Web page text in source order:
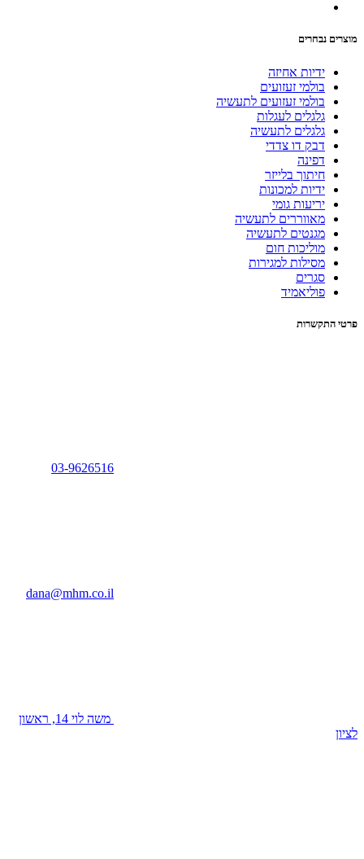
מוצרים נבחרים
ידיות אחיזה
בולמי זעזועים
בולמי זעזועים לתעשיה
גלגלים לעגלות
גלגלים לתעשיה
דבק דו צדדי
דפינה
חיתוך בלייזר
ידיות למכונות
יריעות גומי
מאווררים לתעשיה
מגנטים לתעשיה
מוליכות חום
מסילות למגירות
סגרים
פוליאמיד
פרטי התקשרות
03-9626516
dana@mhm.co.il
משה לוי 14, ראשון
לציון